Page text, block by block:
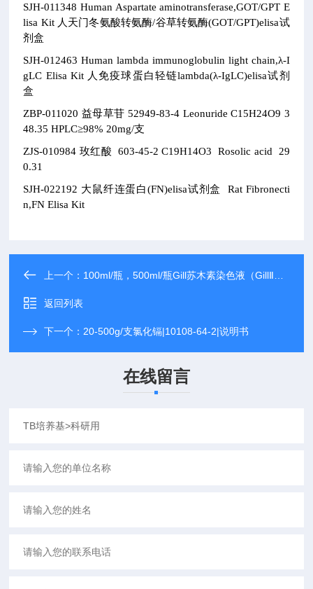
SJH-011348 Human Aspartate aminotransferase,GOT/GPT E
lisa Kit 人天门冬氨酸转氨酶/谷草转氨酶(GOT/GPT)elisa试
剂盒
SJH-012463 Human lambda immunoglobulin light chain,λ-I
gLC Elisa Kit 人免疫球蛋白轻链lambda(λ-IgLC)elisa试剂
盒
ZBP-011020 益母草苷 52949-83-4 Leonuride C15H24O9 3
48.35 HPLC≥98% 20mg/支
ZJS-010984 玫红酸 603-45-2 C19H14O3 Rosolic acid
29
0.31
SJH-022192 大鼠纤连蛋白(FN)elisa试剂盒
Rat Fibronecti
n,FN Elisa Kit
上一个： 100ml/瓶，500ml/瓶Gill苏木素染色液（GillⅡ）>生化试剂
返回列表
下一个： 20-500g/支氯化镉|10108-64-2|说明书
在线留言